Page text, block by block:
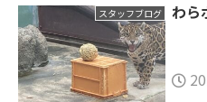
スタッフブログ わら